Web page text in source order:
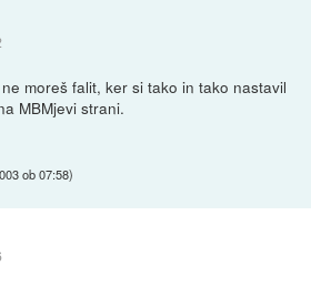
moreš falit, ker si tako in tako nastavil
MBMjevi strani.
ob 07:58)